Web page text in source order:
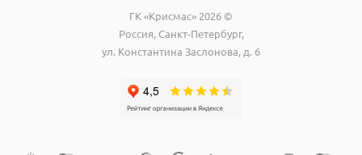
ГК «Крисмас» 2026 ©
Россия, Санкт-Петербург,
ул. Константина Заслонова, д. 6